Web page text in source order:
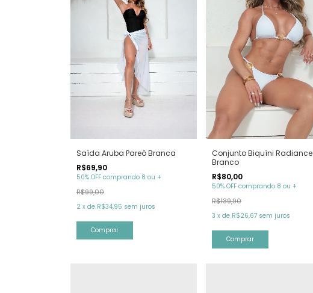
Saída Aruba Pareô Branca
R$69,90
50% OFF comprando 8 ou +
R$99,00
2 x de R$34,95 sem juros
Comprar
Conjunto Biquíni Radiance
Branco
R$80,00
50% OFF comprando 8 ou +
R$139,90
3 x de R$26,67 sem juros
Comprar